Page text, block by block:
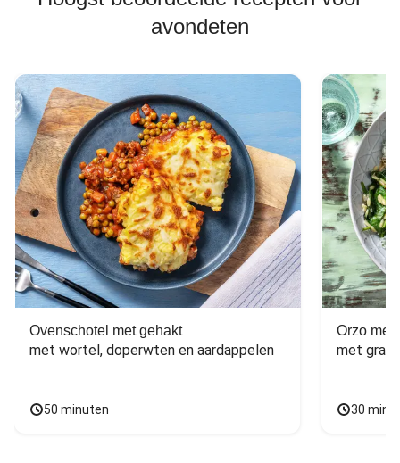
avondeten
Ovenschotel met gehakt
met wortel, doperwten en aardappelen
50 minuten
Orzo met
met
30